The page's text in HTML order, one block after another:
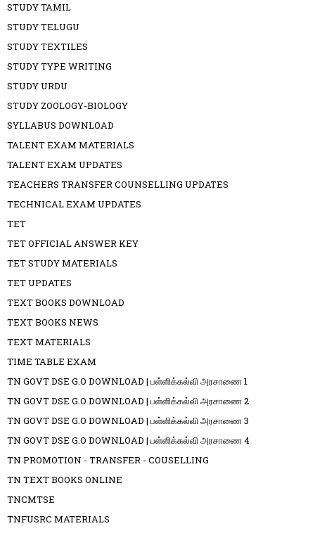
STUDY TAMIL
STUDY TELUGU
STUDY TEXTILES
STUDY TYPE WRITING
STUDY URDU
STUDY ZOOLOGY-BIOLOGY
SYLLABUS DOWNLOAD
TALENT EXAM MATERIALS
TALENT EXAM UPDATES
TEACHERS TRANSFER COUNSELLING UPDATES
TECHNICAL EXAM UPDATES
TET
TET OFFICIAL ANSWER KEY
TET STUDY MATERIALS
TET UPDATES
TEXT BOOKS DOWNLOAD
TEXT BOOKS NEWS
TEXT MATERIALS
TIME TABLE EXAM
TN GOVT DSE G.O DOWNLOAD | பள்ளிக்கல்வி அரசாணை 1
TN GOVT DSE G.O DOWNLOAD | பள்ளிக்கல்வி அரசாணை 2
TN GOVT DSE G.O DOWNLOAD | பள்ளிக்கல்வி அரசாணை 3
TN GOVT DSE G.O DOWNLOAD | பள்ளிக்கல்வி அரசாணை 4
TN PROMOTION - TRANSFER - COUSELLING
TN TEXT BOOKS ONLINE
TNCMTSE
TNFUSRC MATERIALS